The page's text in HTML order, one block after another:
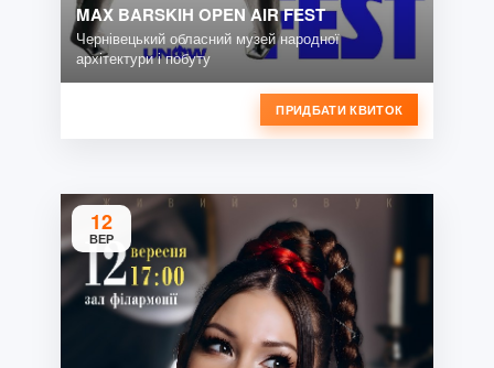
MAX BARSKIH OPEN AIR FEST
Чернівецький обласний музей народної
архітектури і побуту
ПРИДБАТИ КВИТОК
12
ВЕР